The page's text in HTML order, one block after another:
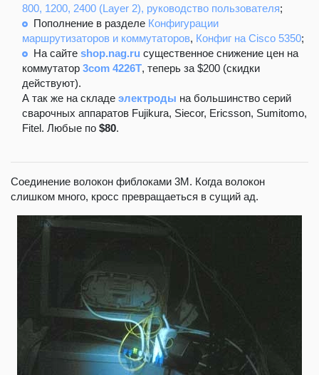
800, 1200, 2400 (Layer 2), руководство пользователя;
Пополнение в разделе Конфигурации
маршрутизаторов и коммутаторов, Конфиг на Cisco 5350;
На сайте shop.nag.ru существенное снижение цен на
коммутатор 3com 4226T, теперь за $200 (скидки
действуют).
А так же на складе электроды на большинство серий
сварочных аппаратов Fujikura, Siecor, Ericsson, Sumitomo,
Fitel. Любые по $80.
Соединение волокон фиблоками 3М. Когда волокон
слишком много, кросс превращаеться в сущий ад.